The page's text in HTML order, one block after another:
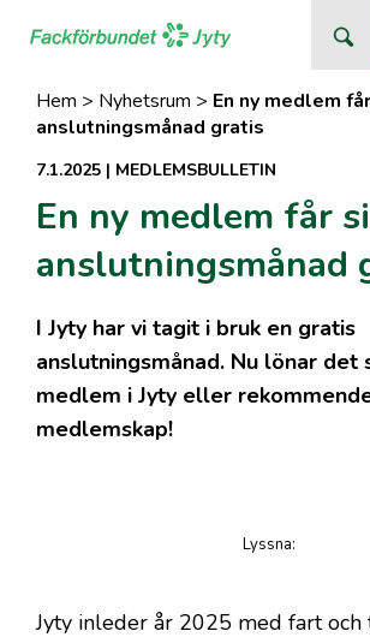
Hem > Nyhetsrum > En ny medlem
anslutningsmånad gratis
7.1.2025 | MEDLEMSBULLETIN
En ny medlem får
anslutningsmånad
I Jyty har vi tagit i bruk en gratis
anslutningsmånad. Nu lönar det
medlem i Jyty eller
medlemskap!
Lyssna:
Jyty inleder år 2025 med fart och